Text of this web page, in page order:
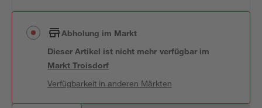
Abholung im Markt
Dieser Artikel ist nicht mehr verfügbar im
MarktTroisdorf
Verfügbarkeit in anderen Märkten